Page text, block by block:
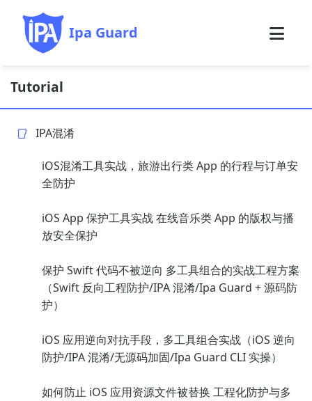
Ipa Guard
Tutorial
IPA混淆
iOS混淆工具实战，旅游出行类 App 的行程与订单安
全防护
iOS App 保护工具实战 在线音乐类 App 的版权与播
放安全保护
保护 Swift 代码不被逆向 多工具组合的实战工程方案
（Swift 反向工程防护/IPA 混淆/Ipa Guard + 源码防
护）
iOS 应用逆向对抗手段，多工具组合实战（iOS 逆向
防护/IPA 混淆/无源码加固/Ipa Guard CLI 实操）
如何防止 iOS 应用资源文件被替换 工程化防护与多